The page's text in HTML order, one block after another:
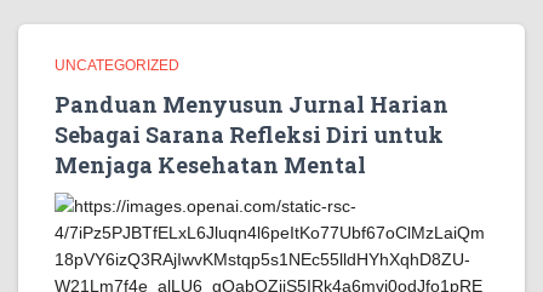
UNCATEGORIZED
Panduan Menyusun Jurnal Harian
Sebagai Sarana Refleksi Diri untuk
Menjaga Kesehatan Mental